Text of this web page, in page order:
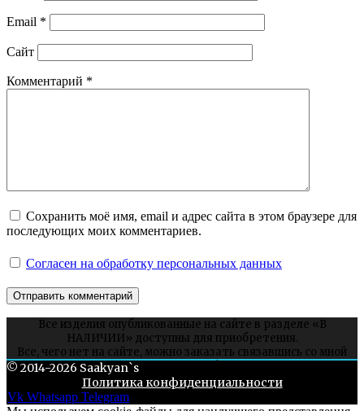
Email *
Сайт
Комментарий *
Сохранить моё имя, email и адрес сайта в этом браузере для
последующих моих комментариев.
Согласен на обработку персональных данных
Все изделия опубликованные на сайте в разделе «В
НАЛИЧИИ» доступны для приобретения.
Все, чего нет на сайте, можно заказать связавшись со мной
через соцсети или whatsapp.
© 2014-2026 Saakyan`s
Политика конфиденциальности
Vk Whatsapp Telegram